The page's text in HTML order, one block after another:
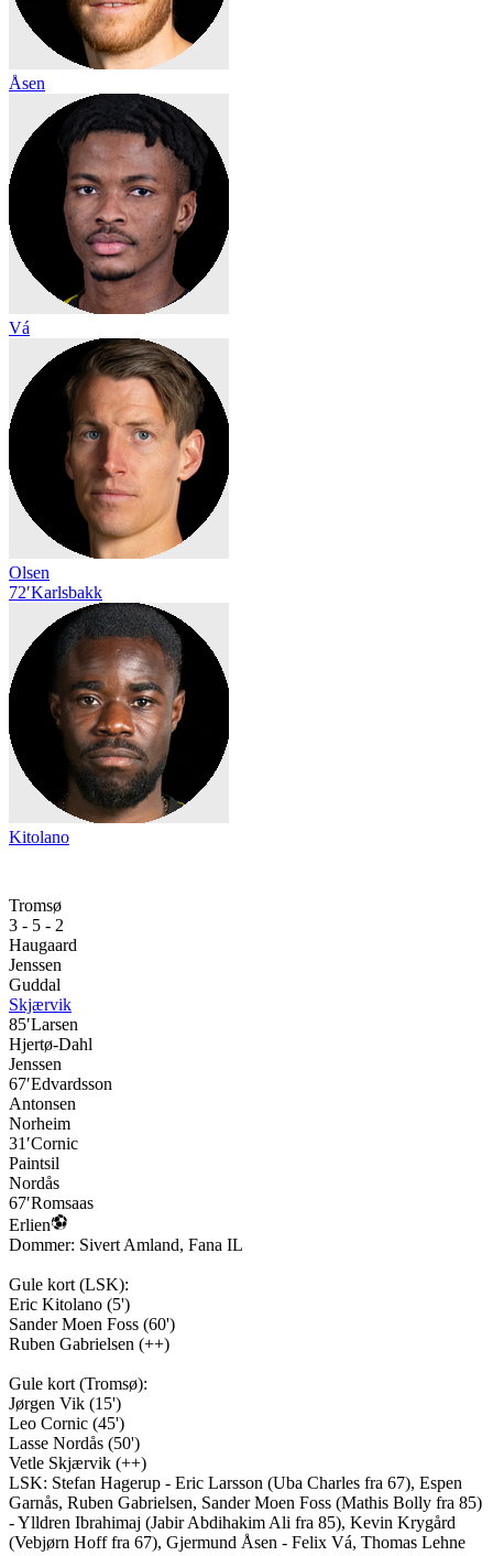
Åsen
Vá
Olsen
72′Karlsbakk
Kitolano
Tromsø
3 - 5 - 2
Haugaard
Jenssen
Guddal
Skjærvik
85′Larsen
Hjertø-Dahl
Jenssen
67′Edvardsson
Antonsen
Norheim
31′Cornic
Paintsil
Nordås
67′Romsaas
Erlien
Dommer: Sivert Amland, Fana IL
Gule kort (LSK):
Eric Kitolano (5')
Sander Moen Foss (60')
Ruben Gabrielsen (++)
Gule kort (Tromsø):
Jørgen Vik (15')
Leo Cornic (45')
Lasse Nordås (50')
Vetle Skjærvik (++)
LSK: Stefan Hagerup - Eric Larsson (Uba Charles fra 67), Espen
Garnås, Ruben Gabrielsen, Sander Moen Foss (Mathis Bolly fra 85)
- Ylldren Ibrahimaj (Jabir Abdihakim Ali fra 85), Kevin Krygård
(Vebjørn Hoff fra 67), Gjermund Åsen - Felix Vá, Thomas Lehne